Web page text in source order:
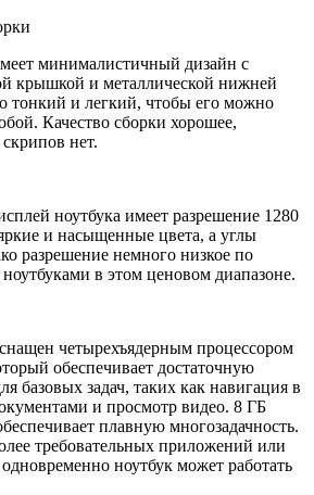
минималистичный дизайн с
крышкой и металлической нижней
тонкий и легкий, чтобы его можно
Качество сборки хорошее,
нет.
ноутбука имеет разрешение 1280
и насыщенные цвета, а углы
разрешение немного низкое по
в этом ценовом диапазоне.
четырехъядерным процессором
обеспечивает достаточную
базовых задач, таких как навигация в
и просмотр видео. 8 ГБ
плавную многозадачность.
требовательных приложений или
ноутбук может работать